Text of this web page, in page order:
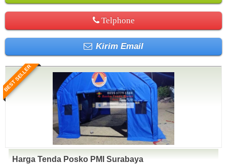
Telphone
Kirim Email
BEST SELLER
Harga Tenda Posko PMI Surabaya